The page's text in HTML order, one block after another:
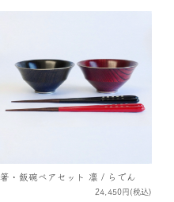
箸・飯碗ペアセット 凛 / らでん
24,450円(税込)